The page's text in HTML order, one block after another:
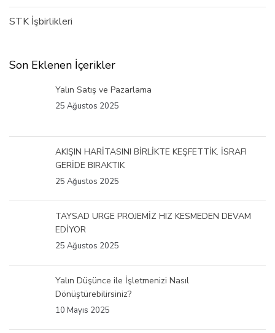
STK İşbirlikleri
Son Eklenen İçerikler
Yalın Satış ve Pazarlama
25 Ağustos 2025
AKIŞIN HARİTASINI BİRLİKTE KEŞFETTİK. İSRAFI
GERİDE BIRAKTIK
25 Ağustos 2025
TAYSAD URGE PROJEMİZ HIZ KESMEDEN DEVAM
EDİYOR
25 Ağustos 2025
Yalın Düşünce ile İşletmenizi Nasıl
Dönüştürebilirsiniz?
10 Mayıs 2025